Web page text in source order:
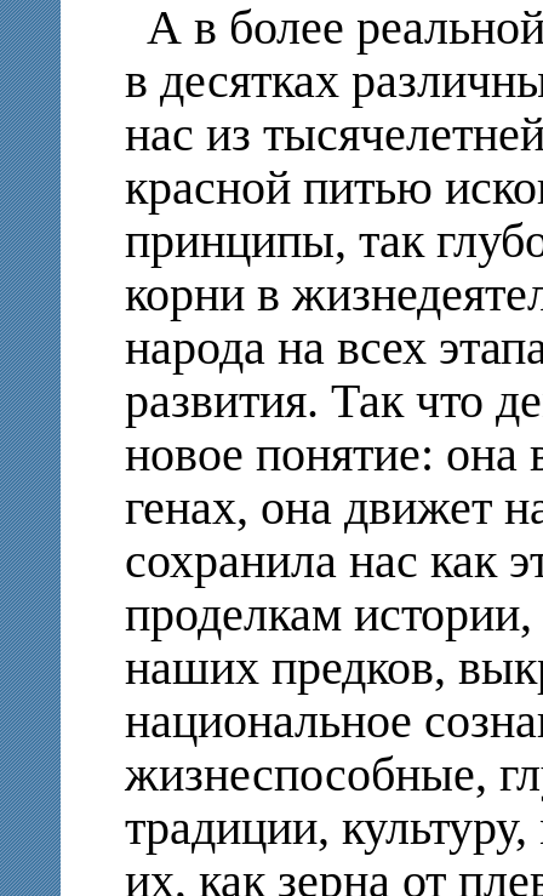
А в более
в десятках
нас из
красной питью
принципы, так
корни в
народа на всех
развития. Так что
новое понятие:
генах, она движет
сохранила нас как
проделкам
наших предков,
национальное
жизнеспособные,
традиции,
их, как зерна от